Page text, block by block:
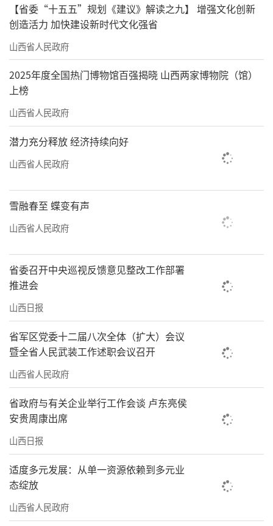
【省委“十五五”规划《建议》解读之九】 增强文化创新
创造活力 加快建设新时代文化强省
山西省人民政府
2025年度全国热门博物馆百强揭晓 山西两家博物院（馆）
上榜
山西省人民政府
潜力充分释放 经济持续向好
山西省人民政府
雪融春至 蝶变有声
山西省人民政府
省委召开中央巡视反馈意见整改工作部署
推进会
山西日报
省军区党委十二届八次全体（扩大）会议
暨全省人民武装工作述职会议召开
山西省人民政府
省政府与有关企业举行工作会谈 卢东亮侯
安贵周康出席
山西日报
适度多元发展：从单一资源依赖到多元业
态绽放
山西省人民政府